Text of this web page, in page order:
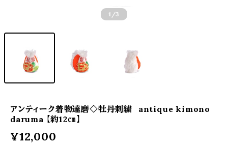
1 /3
アンティーク着物達磨◇牡丹刺繍 antique kimono
daruma 【約12㎝】
¥12,000